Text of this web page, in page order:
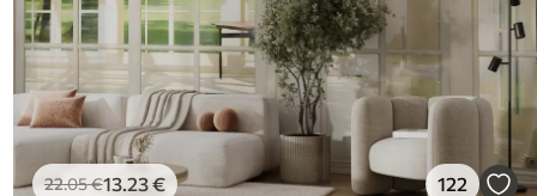
22.05€13.23€ 122